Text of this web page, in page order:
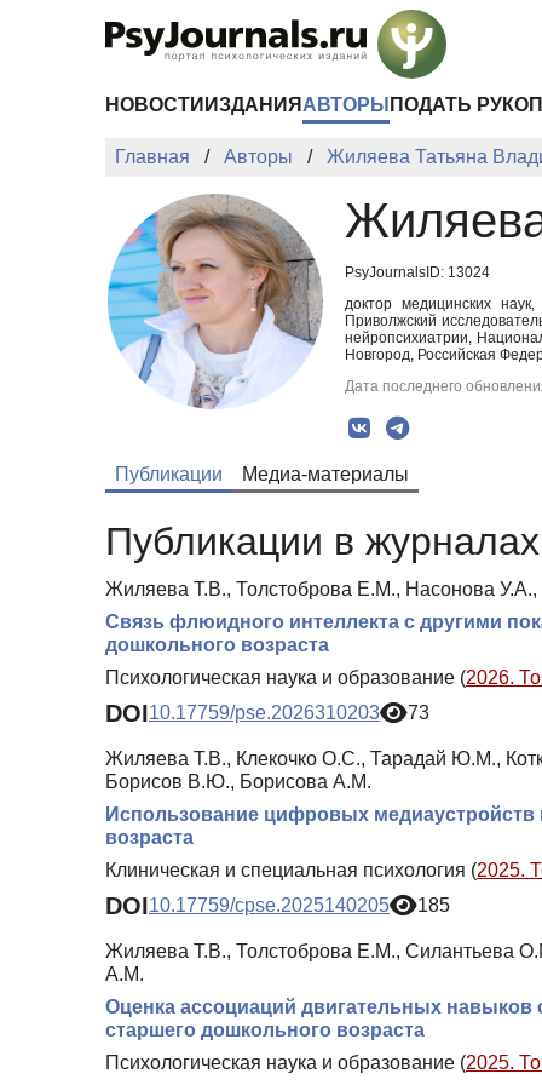
НОВОСТИ ИЗДАНИЯ АВТОРЫ ПОДАТЬ
Главная Авторы Жиляева Татьяна
PsyJournalsID: 13024
доктор медицинских
Приволжский
нейропсихиатрии,
Новгород, Российская
Дата последнего
Публикации Медиа-материалы
Публикации в
Жиляева Т.В., Толстоброва Е.М., Насонова
Связь флюидного интеллекта с другими
дошкольного возраста
Психологическая наука и образование (2026.
DOI10.17759/pse.2026310203 73
Жиляева Т.В., Клекочко О.С., Тарадай Ю.М.,
Борисов В.Ю., Борисова А.М.
Использование цифровых медиаустройств
возраста
Клиническая и специальная психология (2025.
DOI10.17759/cpse.2025140205 185
Жиляева Т.В., Толстоброва Е.М., Силантьева
А.М.
Оценка ассоциаций двигательных навыков
старшего дошкольного возраста
Психологическая наука и образование (2025.